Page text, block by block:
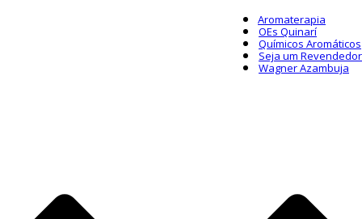
Aromaterapia
OEs Quinarí
Químicos Aromáticos
Seja um Revendedor
Wagner Azambuja